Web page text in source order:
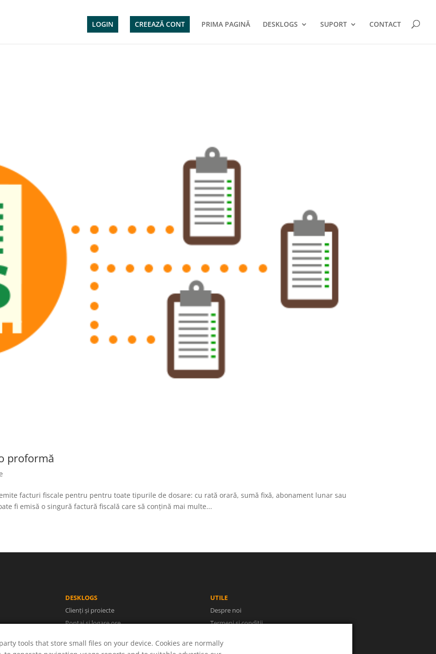
LOGIN CREEAZĂ CONT PRIMA PAGINĂ DESKLOGS SUPORT CONTACT
proformă
facturi fiscale pentru pentru toate tipurile de dosare: cu rată orară, sumă fixă, abonament lunar sau
fi emisă o singură factură fiscală care să conțină mai multe...
DESKLOGS
Clienți și proiecte
Pontaj și logare ore
Utilizatori și concedii
UTILE
Despre noi
Termeni și condiții
ANPC
tools that store small files on your device. Cookies are normally